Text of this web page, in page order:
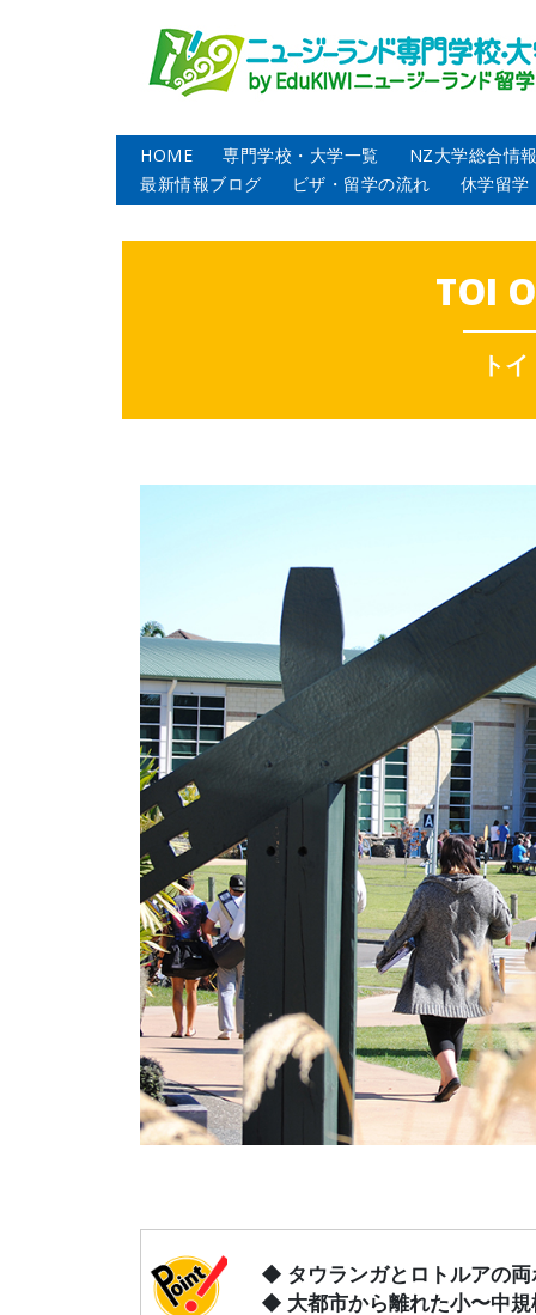
HOME 専門学校・大学一覧
NZ大学総合情
最新情報ブログ
ビザ・留学の流れ 休学留学
TOI
ト
◆ タウランガとロトルアの
◆ 大都市から離れた小〜中規